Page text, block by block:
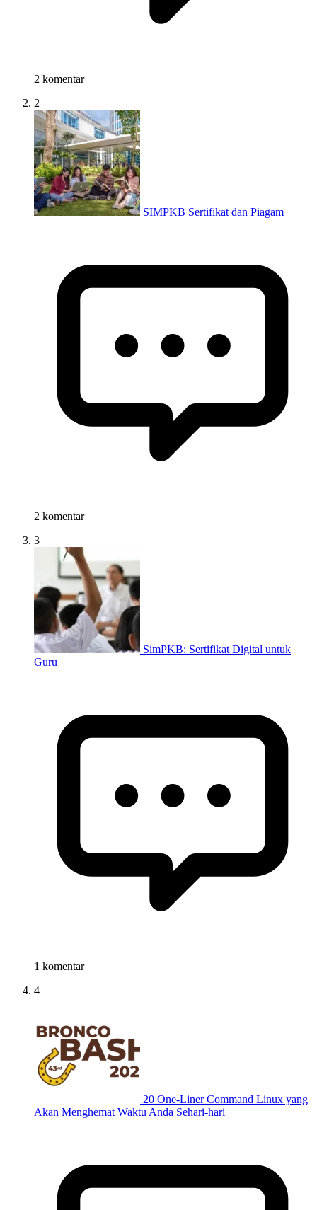
2 komentar
2
SIMPKB Sertifikat dan Piagam
2 komentar
3
SimPKB: Sertifikat Digital untuk
Guru
1 komentar
4
20 One-Liner Command Linux yang
Akan Menghemat Waktu Anda Sehari-hari